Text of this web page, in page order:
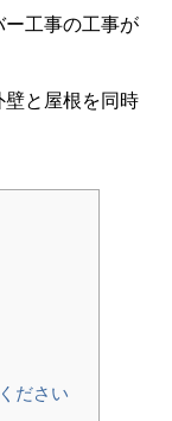
工事の工事が
と屋根を同時
ださい